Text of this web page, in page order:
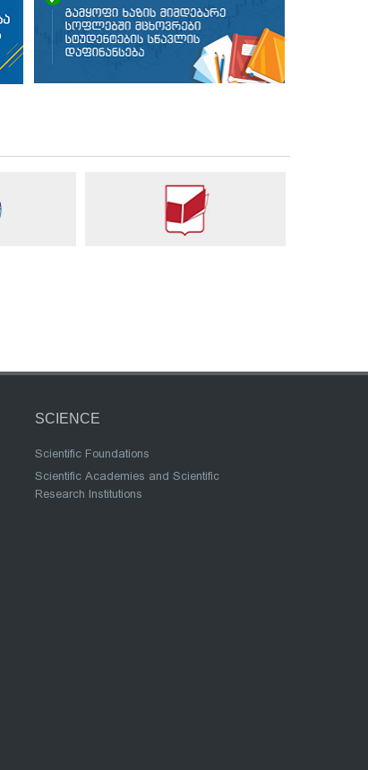
SCIENCE
Scientific Foundations
Scientific Academies and Scientific
Research Institutions